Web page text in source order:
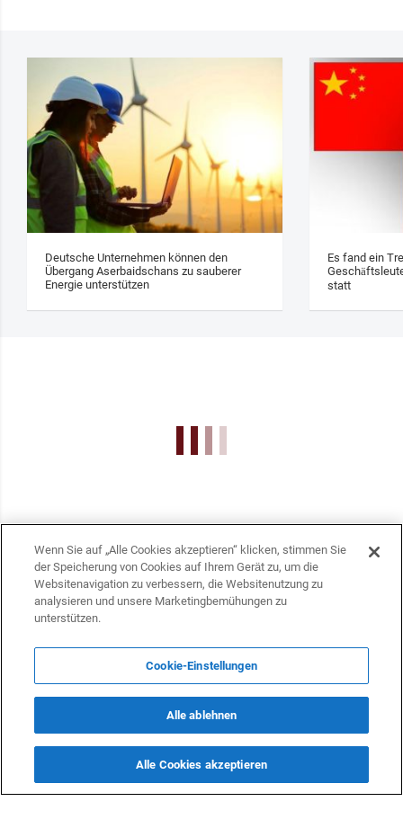
Deutsche Unternehmen können den
Übergang Aserbaidschans zu sauberer
Energie unterstützen
Es fand ein
statt
KONTAKTE
Wenn Sie auf „Alle Cookies akzeptieren“ klicken, stimmen Sie
der Speicherung von Cookies auf Ihrem Gerät zu, um die
Websitenavigation zu verbessern, die Websitenutzung zu
analysieren und unsere Marketingbemühungen zu
unterstützen.
Cookie-Einstellungen
Alle ablehnen
Alle Cookies akzeptieren